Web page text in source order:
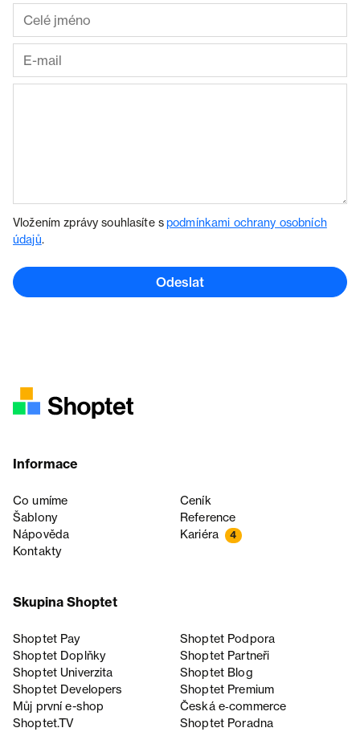
Vložením zprávy souhlasíte spodmínkami ochrany osobních
údajů.
Odeslat
Informace
Co umíme
Ceník
Šablony
Reference
Nápověda
Kariéra 4
Kontakty
Skupina Shoptet
Shoptet Pay
Shoptet Podpora
Shoptet Doplňky
Shoptet Partneři
Shoptet Univerzita
Shoptet Blog
Shoptet Developers
Shoptet Premium
Můj první e-shop
Česká e‑commerce
Shoptet.TV
Shoptet Poradna